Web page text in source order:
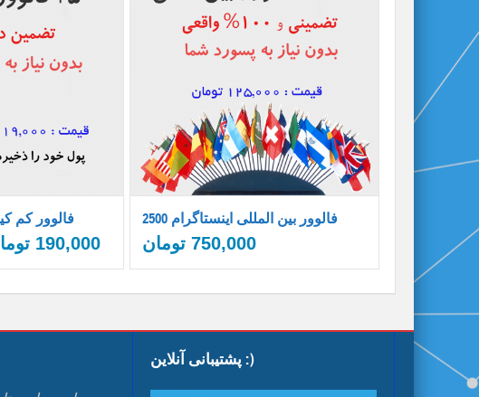
500 فالوور
190,000
2500 فالوور بین المللی اینستاگرام
750,000 تومان
پشتیبانی آنلاین :)